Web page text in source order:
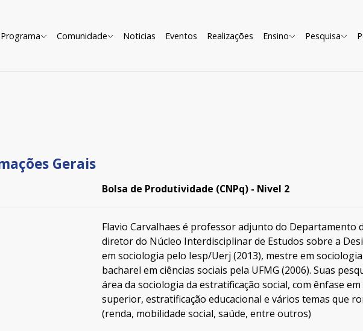
Programa Comunidade Noticias Eventos Realizações Ensino Pesquisa
Gerais
Bolsa de Produtividade (CNPq) - Nivel 2
Flavio Carvalhaes é professor adjunto do Departamento
diretor do Núcleo Interdisciplinar de Estudos sobre a
em sociologia pelo Iesp/Uerj (2013), mestre em
bacharel em ciências sociais pela UFMG (2006). Suas
área da sociologia da estratificação social, com ênfase
superior, estratificação educacional e vários temas que
(renda, mobilidade social, saúde, entre outros)